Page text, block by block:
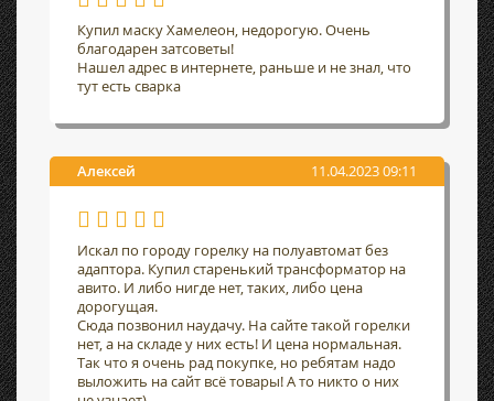
Купил маску Хамелеон, недорогую. Очень
благодарен затсоветы!
Нашел адрес в интернете, раньше и не знал, что
тут есть сварка
Алексей 11.04.2023 09:11
Искал по городу горелку на полуавтомат без
адаптора. Купил старенький трансформатор на
авито. И либо нигде нет, таких, либо цена
дорогущая.
Сюда позвонил наудачу. На сайте такой горелки
нет, а на складе у них есть! И цена нормальная.
Так что я очень рад покупке, но ребятам надо
выложить на сайт всё товары! А то никто о них